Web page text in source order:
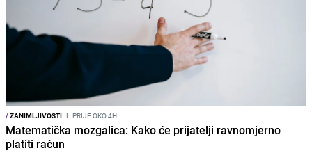
/ZANIMLJIVOSTI I PRIJE OKO 4H
Matematička mozgalica: Kako će prijatelji ravnomjerno
platiti račun